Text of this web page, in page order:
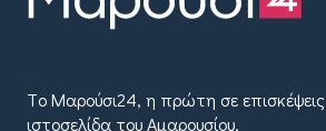
Tο Μαρούσι24, η πρώτη σε επισκέψεις
ιστοσελίδα του Αμαρουσίου,